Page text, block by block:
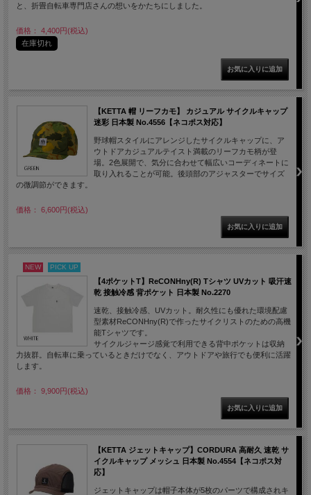
と、折畳自転車専門店さんの想いをかたちにしました。
価格： 4,400円(税込)
在庫切れ
【KETTA 帽 リーフカモ】 カジュアル サイクルキャップ
迷彩 日本製 No.4556【ネコポス対応】
野球帽スタイルにアレンジしたサイクルキャップに、ア
ウトドアカジュアルテイスト満載のリーフカモ柄が登
場。2色展開で、気分に合わせて幅広いコーディネートに
取り入れることが可能。後頭部のアジャスターでサイズ
の微調節ができます。
価格： 6,600円(税込)
NEW PICK UP
【4ポケットT】ReCONHny(R) Tシャツ UVカット 吸汗速
乾 接触冷感 背ポケット 日本製 No.2270
速乾、接触冷感、UVカット。耐久性にも優れた環境配慮
型素材ReCONHny(R)で作ったサイクリストのための高機
能Tシャツです。
サイクルジャージ感覚で利用できる背中ポケットは収納
力抜群。自転車に乗っているときだけでなく、アウトドアや旅行でも便利に活躍
します。
価格： 9,900円(税込)
【KETTA ジェットキャップ】CORDURA 高耐久 速乾 サ
イクルキャップ メッシュ 日本製 No.4554【ネコポス対
応】
ジェットキャップは帽子本体が5枚のパーツで構成されキ